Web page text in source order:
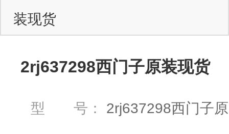
装现货
2rj637298西门子原装现货
型 号： 2rj637298西门子